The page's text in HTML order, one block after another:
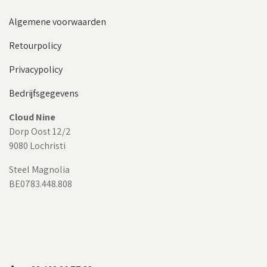
Algemene voorwaarden
Retourpolicy
Privacypolicy
Bedrijfsgegevens
Cloud Nine
Dorp Oost 12/2
9080 Lochristi
Steel Magnolia
BE0783.448.808